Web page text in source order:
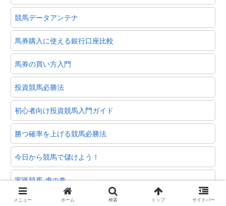
競馬データアンテナ
馬券購入に使える銀行口座比較
馬券の買い方入門
投資競馬必勝法
初心者向け投資競馬入門ガイド
勝つ確率を上げる競馬必勝法
今日から競馬で儲けよう！
実践競馬 虎の巻
競馬初心者のための競馬基礎講座
メニュー ホーム 検索 トップ サイドバー